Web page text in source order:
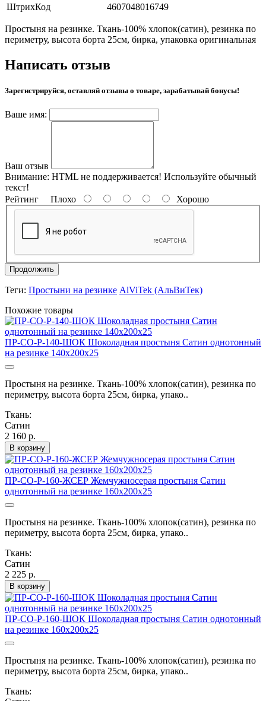
ШтрихКод
4607048016749
Простыня на резинке. Ткань-100% хлопок(сатин), резинка по
периметру, высота борта 25см, бирка, упаковка оригинальная
Написать отзыв
Зарегистрируйся, оставляй отзывы о товаре, зарабатывай бонусы!
Ваше имя:
Ваш отзыв
Внимание: HTML не поддерживается! Используйте обычный
текст!
Рейтинг Плохо Хорошо
Продолжить
Теги: Простыни на резинке AlViTek (АльВиТек)
Похожие товары
ПР-СО-Р-140-ШОК Шоколадная простыня Сатин однотонный
на резинке 140х200х25
Простыня на резинке. Ткань-100% хлопок(сатин), резинка по
периметру, высота борта 25см, бирка, упако..
Ткань:
Сатин
2 160 р.
В корзину
ПР-СО-Р-160-ЖСЕР Жемчужносерая простыня Сатин
однотонный на резинке 160х200х25
Простыня на резинке. Ткань-100% хлопок(сатин), резинка по
периметру, высота борта 25см, бирка, упако..
Ткань:
Сатин
2 225 р.
В корзину
ПР-СО-Р-160-ШОК Шоколадная простыня Сатин однотонный
на резинке 160х200х25
Простыня на резинке. Ткань-100% хлопок(сатин), резинка по
периметру, высота борта 25см, бирка, упако..
Ткань: